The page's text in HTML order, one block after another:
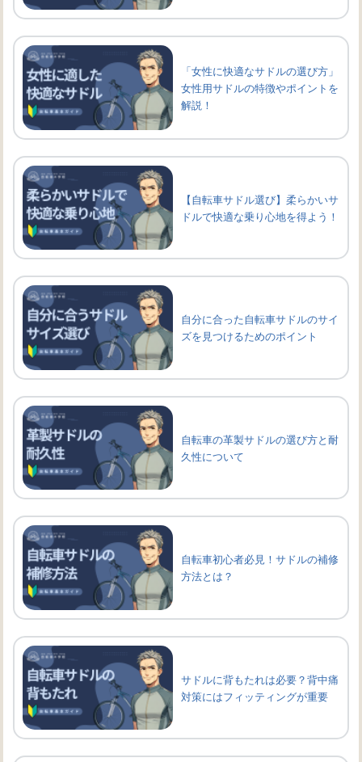
「女性に快適なサドルの選び方」
女性用サドルの特徴やポイントを
解説！
【自転車サドル選び】柔らかいサ
ドルで快適な乗り心地を得よう！
自分に合った自転車サドルのサイ
ズを見つけるためのポイント
自転車の革製サドルの選び方と耐
久性について
自転車初心者必見！サドルの補修
方法とは？
サドルに背もたれは必要？背中痛
対策にはフィッティングが重要